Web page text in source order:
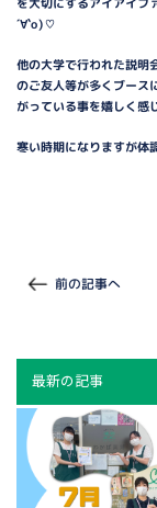
´∀`о)♡
他の大学で行われた説明
のご友人等が多くブース
がっている事を嬉しく感
寒い時期になりますが体
前の記事へ
最新の記事